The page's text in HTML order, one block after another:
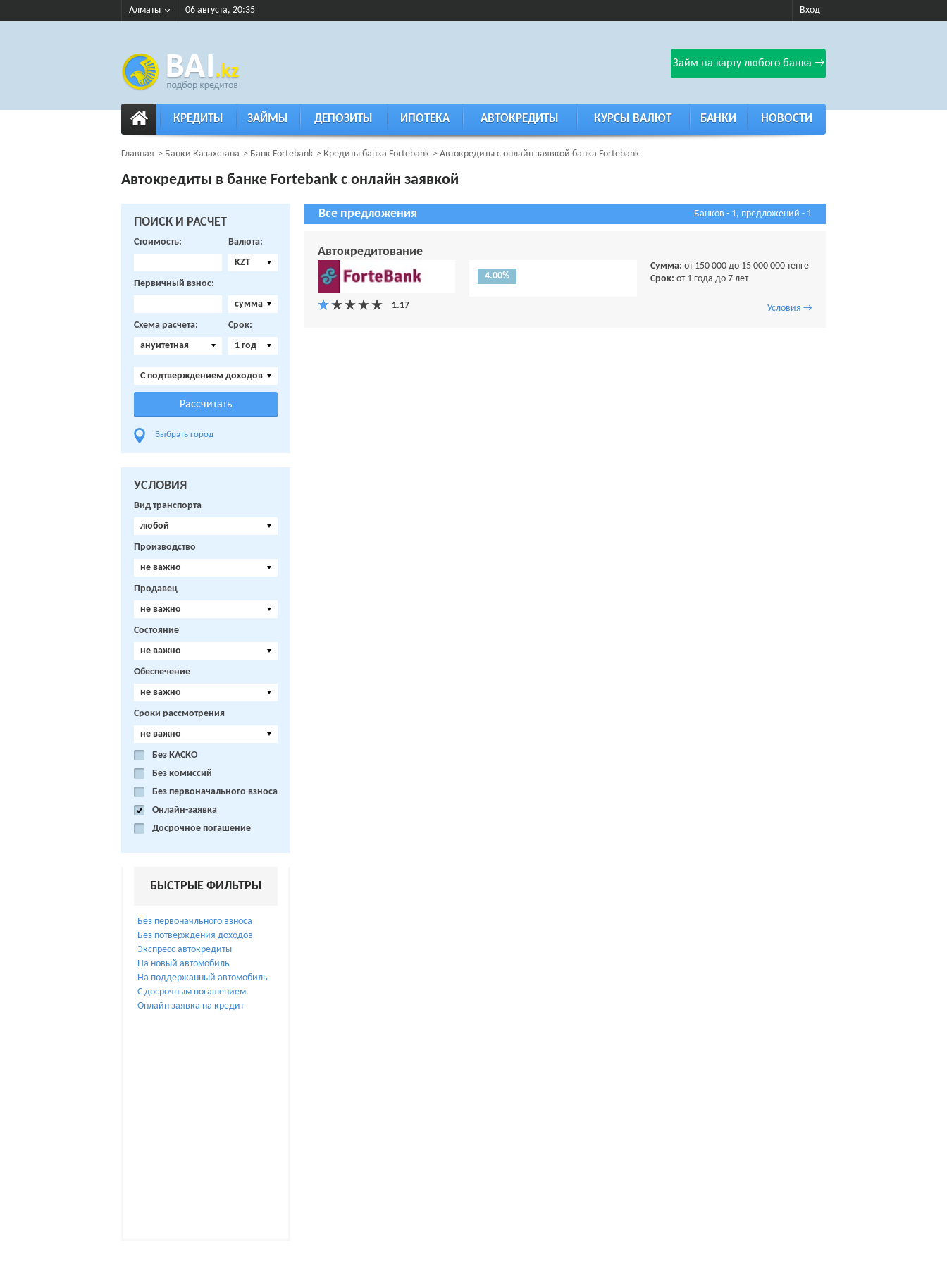
Алматы 06 августа, 20:35 Вход
Займ на карту любого банка →
КРЕДИТЫ ЗАЙМЫ ДЕПОЗИТЫ ИПОТЕКА АВТОКРЕДИТЫ КУРСЫ ВАЛЮТ БАНКИ НОВОСТИ
Главная Банки Казахстана Банк Fortebank Кредиты банка Fortebank Автокредиты с онлайн заявкой банка Fortebank
Автокредиты в банке Fortebank с онлайн заявкой
Все предложения Банков - 1, предложений - 1
Автокредитование
4.00%
Сумма: от 150 000 до 15 000 000 тенге
Срок: от 1 года до 7 лет
Условия →
ПОИСК И РАСЧЕТ
Стоимость:
Валюта:
KZT
Первичный взнос:
сумма
Схема расчета:
ануитетная
Срок:
1 год
C подтверждением доходов
Выбрать город
УСЛОВИЯ
Вид транспорта
любой
Производство
не важно
Продавец
не важно
Состояние
не важно
Обеспечение
не важно
Сроки рассмотрения
не важно
Без КАСКО
Без комиссий
Без первоначального взноса
Онлайн-заявка
Досрочное погашение
БЫСТРЫЕ ФИЛЬТРЫ
Без первоначльного взноса
Без потверждения доходов
Экспресс автокредиты
На новый автомобиль
На поддержанный автомобиль
С досрочным погашением
Онлайн заявка на кредит